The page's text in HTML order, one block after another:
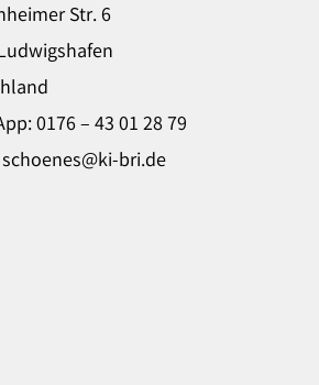
Str. 6
0176 – 43 01 28 79
bri.de